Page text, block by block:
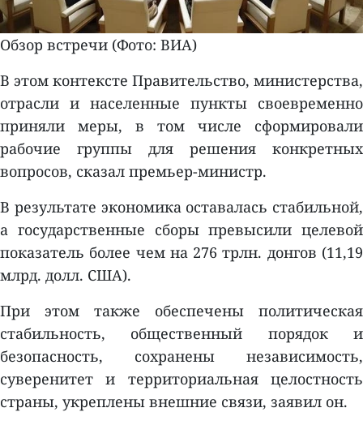
Обзор встречи (Фото: ВИА)
В этом контексте Правительство, министерства,
отрасли и населенные пункты своевременно
приняли меры, в том числе сформировали
рабочие группы для решения конкретных
вопросов, сказал премьер-министр.
В результате экономика оставалась стабильной,
а государственные сборы превысили целевой
показатель более чем на 276 трлн. донгов (11,19
млрд. долл. США).
При этом также обеспечены политическая
стабильность, общественный порядок и
безопасность, сохранены независимость,
суверенитет и территориальная целостность
страны, укреплены внешние связи, заявил он.